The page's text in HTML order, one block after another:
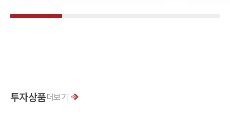
투자상품더보기